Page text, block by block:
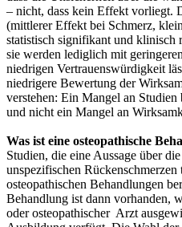
– nicht, dass kein Effekt vorliegt.
(mittlerer Effekt bei Schmerz,
statistisch signifikant und klinisch
sie werden lediglich mit
niedrigen Vertrauenswürdigkeit
niedrigere Bewertung der
verstehen: Ein Mangel an
und nicht ein Mangel an
Was ist eine osteopathische
Studien, die eine Aussage über
unspezifischen
osteopathischen Behandlungen
Behandlung ist dann vorhanden,
oder osteopathischer Arzt